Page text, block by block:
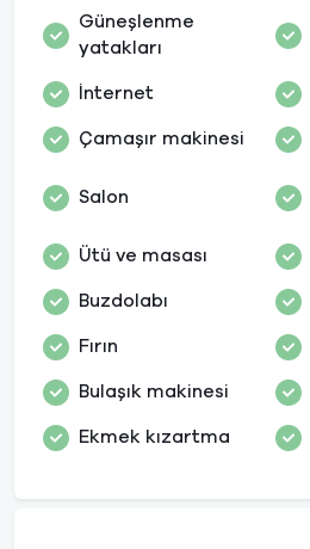
Güneşlenme
yatakları
İnternet
Çamaşır makinesi
Salon
Ütü ve masası
Buzdolabı
Fırın
Bulaşık makinesi
Ekmek kızartma